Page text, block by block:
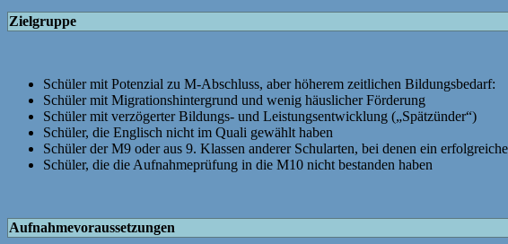
Zielgruppe
Schüler mit Potenzial zu M-Abschluss, aber höherem zeitlichen Bildungsbedarf:
Schüler mit Migrationshintergrund und wenig häuslicher Förderung
Schüler mit verzögerter Bildungs- und Leistungsentwicklung („Spätzünder“)
Schüler, die Englisch nicht im Quali gewählt haben
Schüler der M9 oder aus 9. Klassen anderer Schularten, bei denen ein
Schüler, die die Aufnahmeprüfung in die M10 nicht bestanden haben
Aufnahmevoraussetzungen